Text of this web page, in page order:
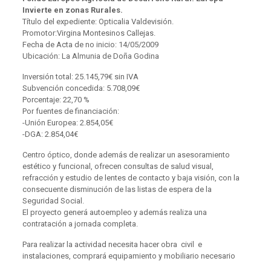
Invierte en zonas Rurales.
Título del expediente: Opticalia Valdevisión.
Promotor:Virgina Montesinos Callejas.
Fecha de Acta de no inicio: 14/05/2009
Ubicación: La Almunia de Doña Godina
Inversión total: 25.145,79€ sin IVA
Subvención concedida: 5.708,09€
Porcentaje: 22,70 %
Por fuentes de financiación:
-Unión Europea: 2.854,05€
-DGA: 2.854,04€
Centro óptico, donde además de realizar un asesoramiento
estético y funcional, ofrecen consultas de salud visual,
refracción y estudio de lentes de contacto y baja visión, con la
consecuente disminución de las listas de espera de la
Seguridad Social.
El proyecto generá autoempleo y además realiza una
contratación a jornada completa.
Para realizar la actividad necesita hacer obra civil e
instalaciones, comprará equipamiento y mobiliario necesario